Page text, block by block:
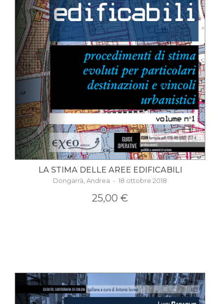
LA STIMA DELLE AREE EDIFICABILI
Dongarrà, Andrea - 18 ottobre 2018
25,00 €